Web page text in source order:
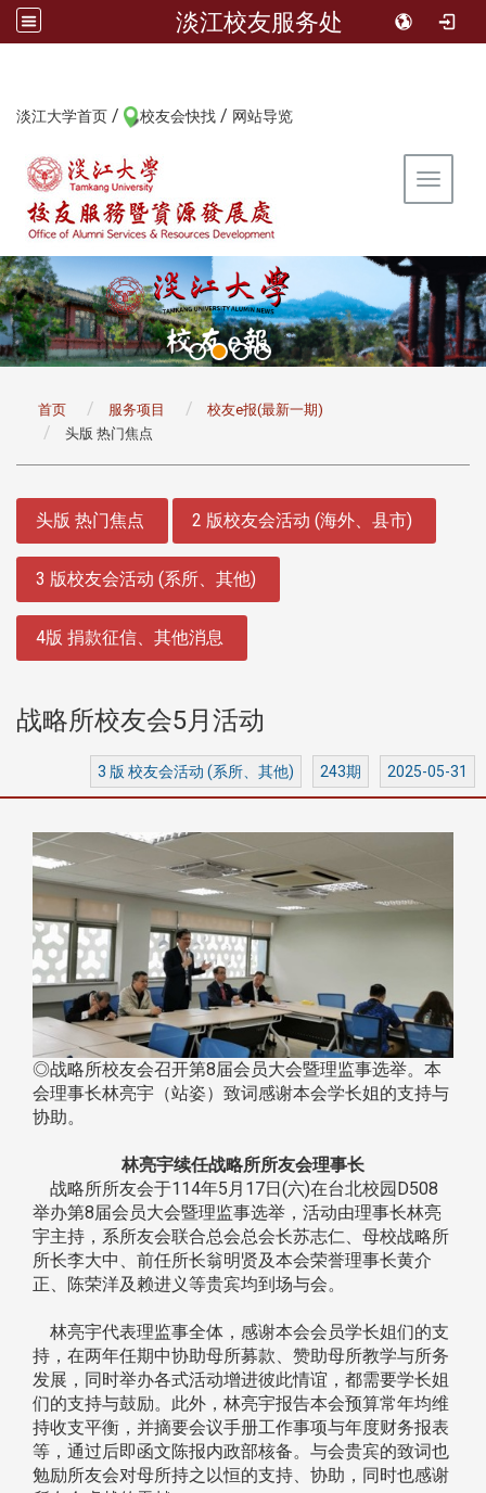
淡江校友服务处
淡江大学首页 / 校友会快找 / 网站导览
Toggle
首页 服务项目
校友e报(最新一期)
头版 热门焦点
头版 热门焦点 2 版校友会活动 (海外、县市)
3 版校友会活动 (系所、其他)
4版 捐款征信、其他消息
战略所校友会5月活动
3 版 校友会活动 (系所、其他) 243期 2025-05-31
◎战略所校友会召开第8届会员大会暨理监事选举。本
会理事长林亮宇（站姿）致词感谢本会学长姐的支持与
协助。
林亮宇续任战略所所友会理事长
战略所所友会于114年5月17日(六)在台北校园D508
举办第8届会员大会暨理监事选举，活动由理事长林亮
宇主持，系所友会联合总会总会长苏志仁、母校战略所
所长李大中、前任所长翁明贤及本会荣誉理事长黄介
正、陈荣洋及赖进义等贵宾均到场与会。
林亮宇代表理监事全体，感谢本会会员学长姐们的支
持，在两年任期中协助母所募款、赞助母所教学与所务
发展，同时举办各式活动增进彼此情谊，都需要学长姐
们的支持与鼓励。此外，林亮宇报告本会预算常年均维
持收支平衡，并摘要会议手册工作事项与年度财务报表
等，通过后即函文陈报内政部核备。与会贵宾的致词也
勉励所友会对母所持之以恒的支持、协助，同时也感谢